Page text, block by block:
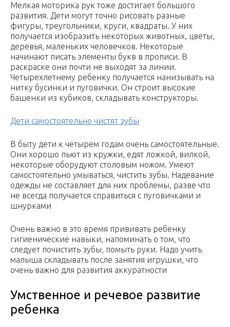
Мелкая моторика рук тоже достигает большого
развития. Дети могут точно рисовать разные
фигуры, треугольники, круги, квадраты. У них
получается изобразить некоторых животных, цветы,
деревья, маленьких человечков. Некоторые
начинают писать элементы букв в прописи. В
раскраске они почти не выходят за линии.
Четырехлетнему ребенку получается нанизывать на
нитку бусинки и пуговички. Он строит высокие
башенки из кубиков, складывать конструкторы.
Дети самостоятельно чистят зубы
В быту дети к четырем годам очень самостоятельные.
Они хорошо пьют из кружки, едят ложкой, вилкой,
некоторые оборудуют столовым ножом. Умеют
самостоятельно умываться, чистить зубы. Надевание
одежды не составляет для них проблемы, разве что
не всегда получается справиться с пуговичками и
шнурками
Очень важно в это время прививать ребенку
гигиенические навыки, напоминать о том, что
следует почистить зубы, помыть руки. Надо учить
малыша складывать после занятия игрушки, что
очень важно для развития аккуратности
Умственное и речевое развитие
ребенка